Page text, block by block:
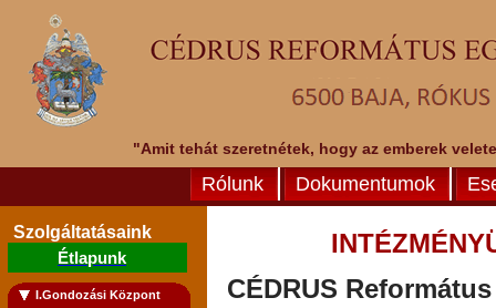
"Amit tehát szeretnétek, hogy az emberek
Rólunk Dokumentumok
Szolgáltatásaink
Étlapunk
I.Gondozási Központ
CÉDRUS